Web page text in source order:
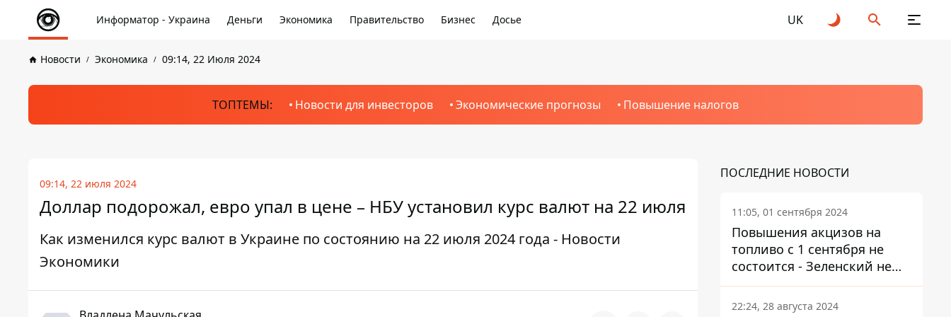
Информатор - Украина Деньги Экономика Правительство Бизнес Досье UK
Новости Экономика 09:14, 22 Июля 2024
ТОПТЕМЫ: Новости для инвесторов Экономические прогнозы Повышение налогов
09:14, 22 июля 2024
Доллар подорожал, евро упал в цене – НБУ установил курс валют на 22 июля
Как изменился курс валют в Украине по состоянию на 22 июля 2024 года - Новости
Экономики
ПОСЛЕДНИЕ НОВОСТИ
11:05, 01 сентября 2024
Повышения акцизов на
топливо с 1 сентября не
состоится - Зеленский не
подписал закон
22:24, 28 августа 2024